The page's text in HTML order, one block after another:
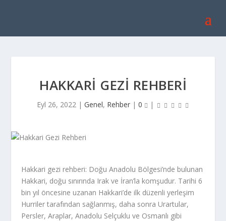
HAKKARI GEZI REHBERI
Eyl 26, 2022 | Genel, Rehber | 0 |
Hakkari gezi rehberi: Doğu Anadolu Bölgesi’nde bulunan
Hakkari, doğu sınırında Irak ve İran’la komşudur. Tarihi 6
bin yıl öncesine uzanan Hakkari’de ilk düzenli yerleşim
Hurriler tarafından sağlanmış, daha sonra Urartular,
Persler, Araplar, Anadolu Selçuklu ve Osmanlı gibi